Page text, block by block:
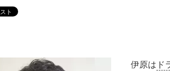
伊原は ド